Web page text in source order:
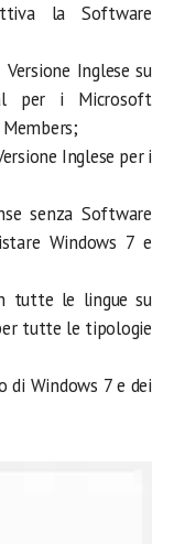
la Software
Inglese su
per i Microsoft
Inglese per i
senza Software
Windows 7 e
tutte le lingue su
tutte le tipologie
Windows 7 e dei